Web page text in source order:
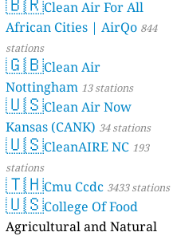
Clean Air For All
African Cities | AirQo 844
stations
🇬🇧Clean Air
Nottingham 13 stations
🇺🇸Clean Air Now
Kansas (CANK) 34 stations
🇺🇸CleanAIRE NC 193
stations
🇹🇭Cmu Ccdc 3433 stations
🇺🇸College Of Food
Agricultural and Natural